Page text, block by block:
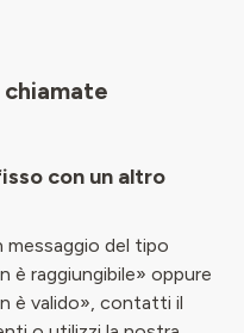
con un altro
messaggio del tipo
è raggiungibile» oppure
è valido», contatti il